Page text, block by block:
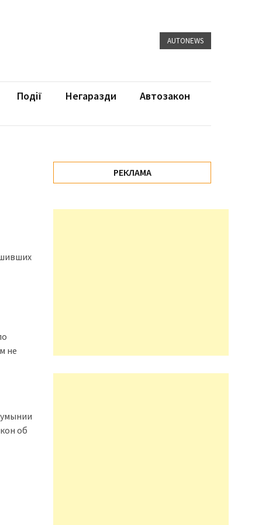
AUTONEWS
Події Негаразди Автозакон
не
об
РЕКЛАМА